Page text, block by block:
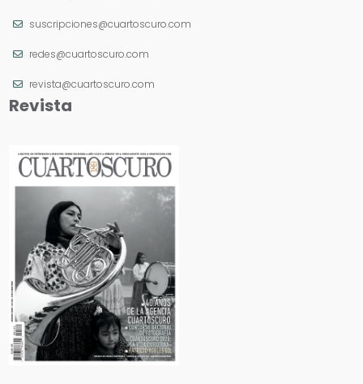
suscripciones@cuartoscuro.com
redes@cuartoscuro.com
revista@cuartoscuro.com
Revista